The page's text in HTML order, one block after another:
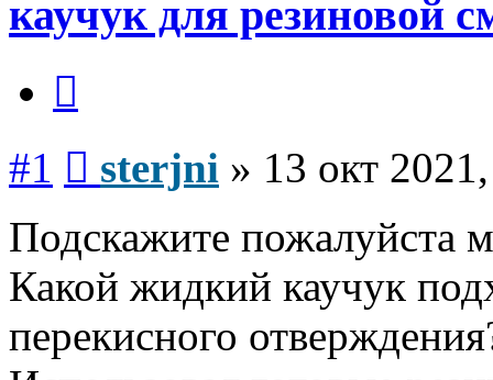
каучук для резиновой
#1 sterjni » 13 окт
Подскажите пожалуйста
Какой жидкий каучук
перекисного